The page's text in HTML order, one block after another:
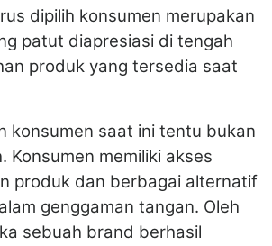
dipilih konsumen merupakan
patut diapresiasi di tengah
produk yang tersedia saat
konsumen saat ini tentu bukan
Konsumen memiliki akses
produk dan berbagai alternatif
genggaman tangan. Oleh
sebuah brand berhasil